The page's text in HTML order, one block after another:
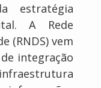
estratégia
A Rede
(RNDS) vem
integração